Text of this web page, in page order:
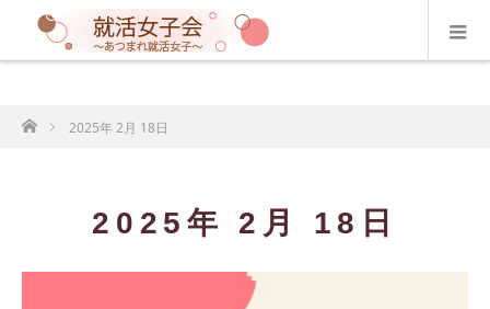
ホーム2025年 2月 18日
2025年 2月 18日